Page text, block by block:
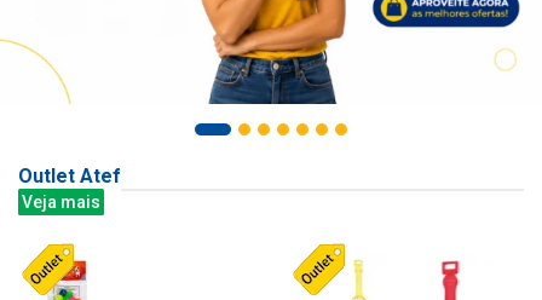
Outlet Atef
Veja mais